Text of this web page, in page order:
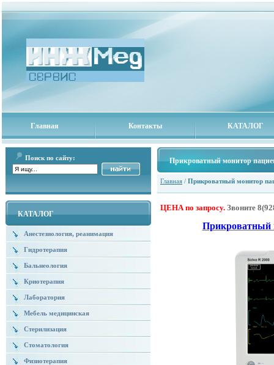
Главная Контакты КАТАЛОГ
Поиск по сайту:
КАТАЛОГ
Анестезиология, реанимация
Гидротерапия
Бальнеология
Криотерапия
Лаборатория
Мебель медицинская
Стерилизация
Стоматология
Физиотерапия
Прикроватный монитор
Главная / Прикроватный монитор
ЦЕНА по запросу. Звоните
Прикроватный